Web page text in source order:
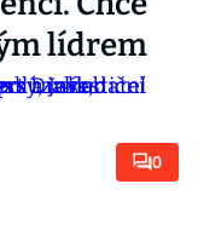
lídrem
0